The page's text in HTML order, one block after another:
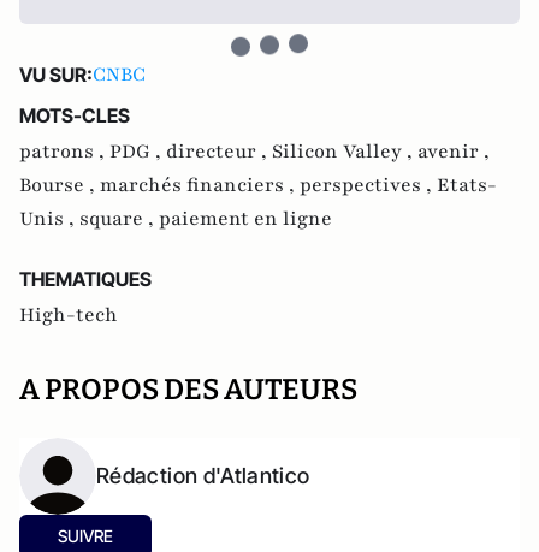
VU SUR:CNBC
MOTS-CLES
patrons , PDG , directeur , Silicon Valley , avenir ,
Bourse , marchés financiers , perspectives , Etats-
Unis , square , paiement en ligne
THEMATIQUES
High-tech
A PROPOS DES AUTEURS
Rédaction d'Atlantico
SUIVRE